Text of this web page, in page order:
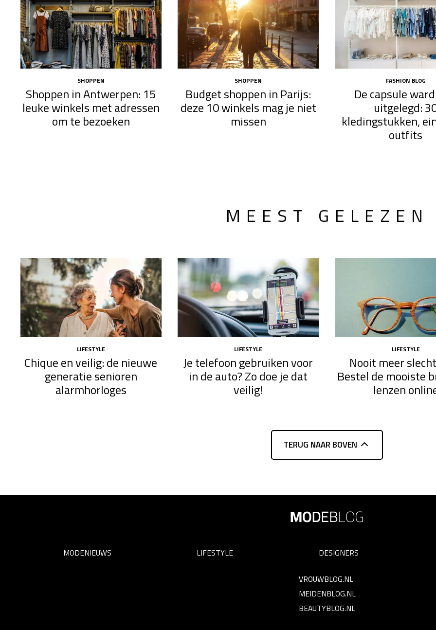
SHOPPEN
Shoppen in Antwerpen: 15
leuke winkels met adressen
om te bezoeken
SHOPPEN
Budget shoppen in Parijs:
deze 10 winkels mag je niet
missen
FASHION BLOG
De capsule
uitgelegd:
kledingstukken,
outfits
MEEST GELEZEN
LIFESTYLE
Chique en veilig: de nieuwe
generatie senioren
alarmhorloges
LIFESTYLE
Je telefoon gebruiken voor
in de auto? Zo doe je dat
veilig!
LIFESTYLE
Nooit meer
Bestel de mooiste
lenzen
TERUG NAAR BOVEN
MODENIEUWS LIFESTYLE DESIGNERS
VROUWBLOG.NL
MEIDENBLOG.NL
BEAUTYBLOG.NL